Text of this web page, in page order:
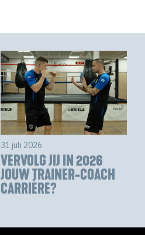
31 juli 2026
VERVOLG JIJ IN 2026
JOUW TRAINER-COACH
CARRIÈRE?